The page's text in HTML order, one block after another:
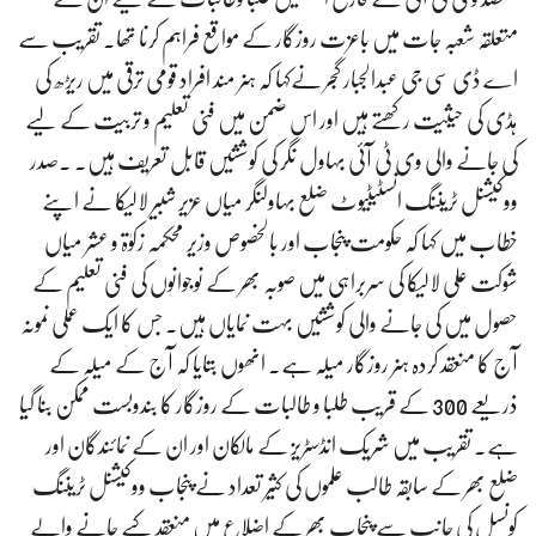
متعلقہ شعبہ جات میں باعزت روزگار کے مواقع فراہم کرنا تھا۔ تقریب سے
اے ڈی سی جی عبدالجبار گجر نےکہا کہ ہنر مند افراد قومی ترقی میں ریڑھ کی
ہڈی کی حیثیت رکھتے ہیں اور اس ضمن میں فنی تعلیم و تربیت کے لیے
کی جانے والی وی ٹی آئی بہاول نگر کی کوششیں قابل تعریف ہیں. ۔صدر
ووکیشنل ٹریننگ انسٹیٹیوٹ ضلع بہاولنگر میاں عزیر شبیر لالیکا نے اپنے
خطاب میں کہا کہ حکومت پنجاب اور بالخصوص وزیر محکمہ زکوٰۃ و عشر میاں
شوکت علی لالیکا کی سربراہی میں صوبہ بھر کے نوجوانوں کی فنی تعلیم کے
حصول میں کی جانے والی کوششیں بہت نمایاں ہیں. جس کا ایک عملی نمونہ
آج کا منعقد کردہ ہنر روزگار میلہ ہے۔ انھوں بتایا کہ آج کے میلہ کے
ذریعے 300 کے قریب طلبا و طالبات کے روزگار کا بندوبست ممکن بنا گیا
ہے۔ تقریب میں شریک انڈسٹریز کے مالکان اور ان کے نمائندگان اور
ضلع بھر کے سابقہ طالب علموں کی کثیر تعداد نے پنجاب ووکیشنل ٹریننگ
کونسل کی جانب سے پنجاب بھر کے اضلاع میں منعقد کیے جانے والے